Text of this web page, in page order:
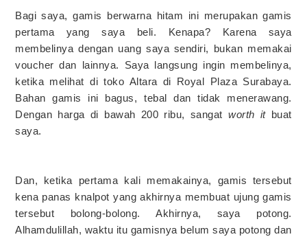
Bagi saya, gamis berwarna hitam ini merupakan gamis
pertama yang saya beli. Kenapa? Karena saya
membelinya dengan uang saya sendiri, bukan memakai
voucher dan lainnya. Saya langsung ingin membelinya,
ketika melihat di toko Altara di Royal Plaza Surabaya.
Bahan gamis ini bagus, tebal dan tidak menerawang.
Dengan harga di bawah 200 ribu, sangatworth itbuat
saya.
Dan, ketika pertama kali memakainya, gamis tersebut
kena panas knalpot yang akhirnya membuat ujung gamis
tersebut bolong-bolong. Akhirnya, saya potong.
Alhamdulillah, waktu itu gamisnya belum saya potong dan